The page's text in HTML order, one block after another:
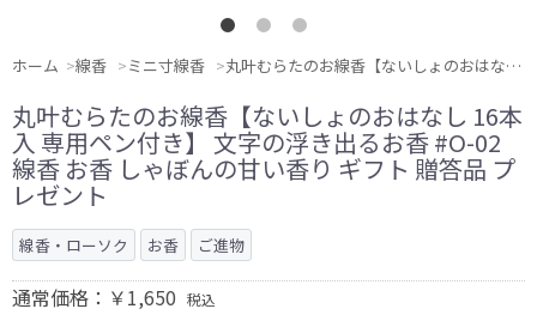
ホーム 線香 ミニ寸線香 丸叶むらたのお線香【ないしょのおはなし 16本入 専用ペン付き】 文字の浮き出るお香 #O-02 線香 お香 しゃぼんの甘い香り ギフト 贈答品 プレゼント
丸叶むらたのお線香【ないしょのおはなし 16本
入 専用ペン付き】 文字の浮き出るお香 #O-02
線香 お香 しゃぼんの甘い香り ギフト 贈答品 プ
レゼント
線香・ローソク お香 ご進物
通常価格：￥1,650 税込